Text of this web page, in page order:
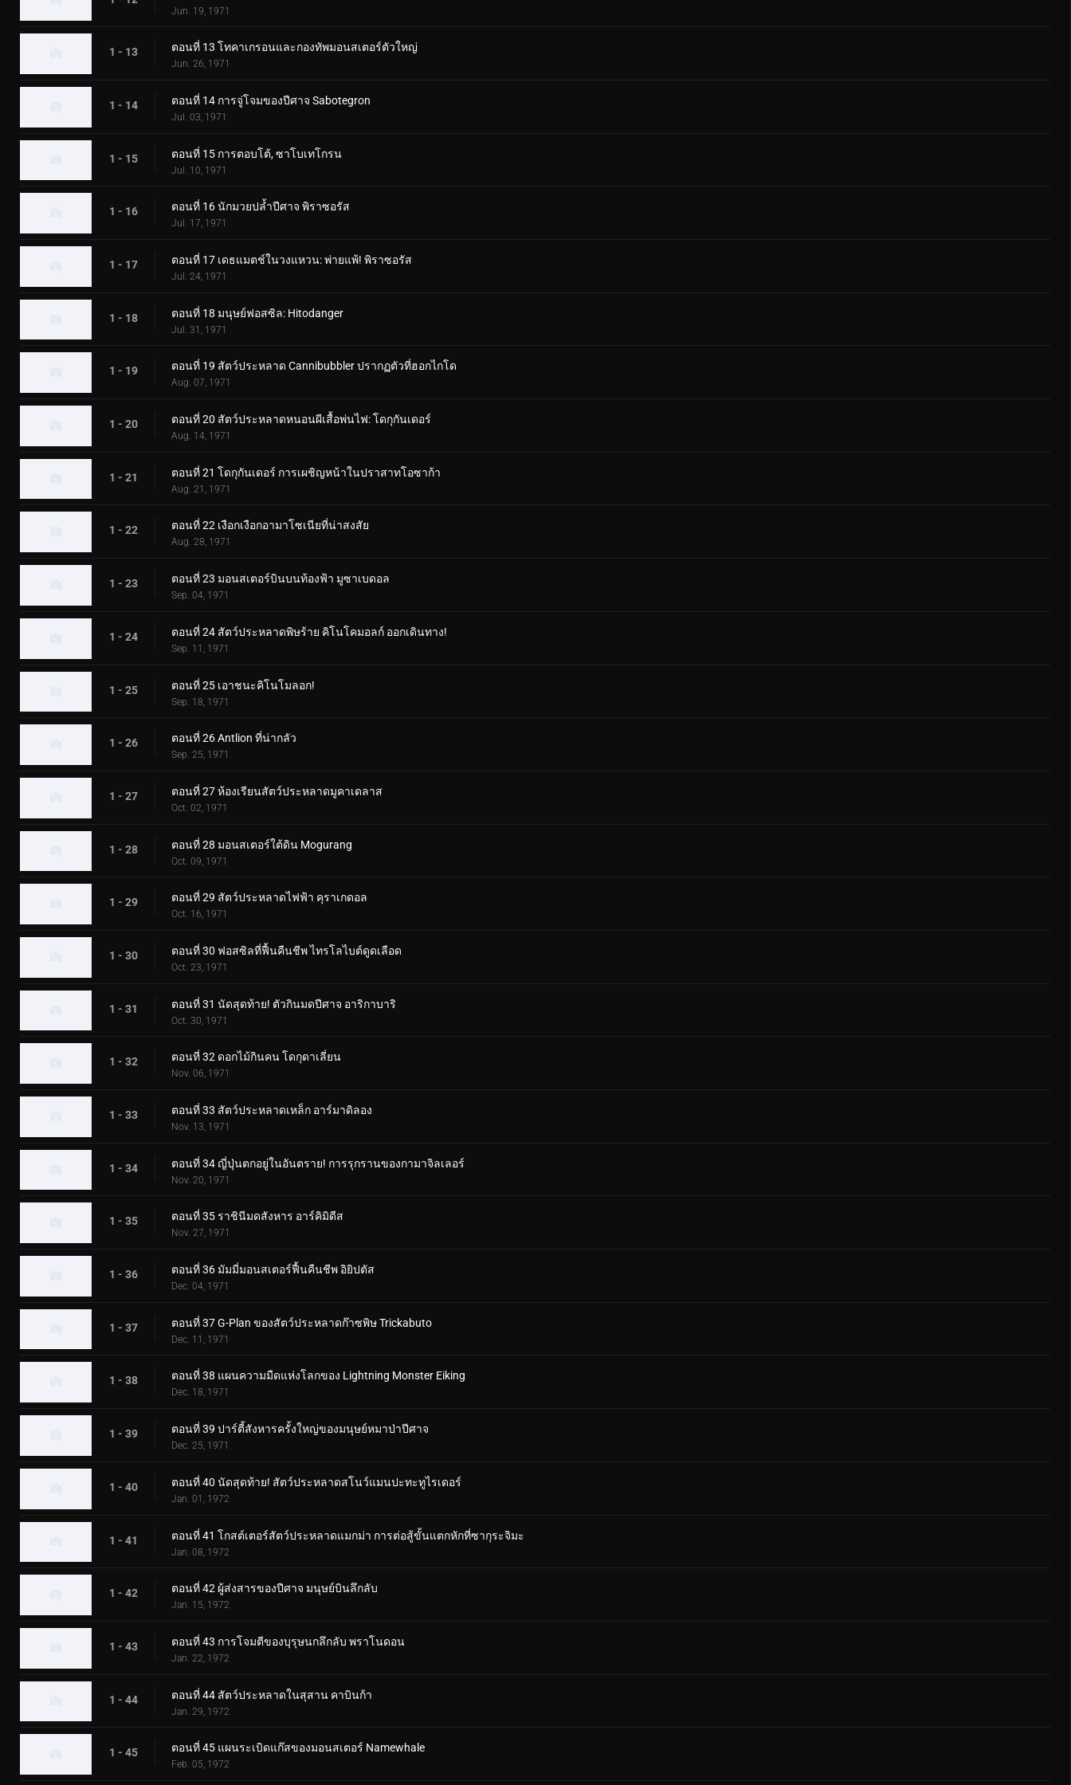
Jun. 19, 1971
1 - 13 ตอนที่ 13 โทคาเกรอนและกองทัพมอนสเตอร์ตัวใหญ่
Jun. 26, 1971
1 - 14 ตอนที่ 14 การจู่โจมของปีศาจ Sabotegron
Jul. 03, 1971
1 - 15 ตอนที่ 15 การตอบโต้, ซาโบเทโกรน
Jul. 10, 1971
1 - 16 ตอนที่ 16 นักมวยปล้ำปีศาจ พิราซอรัส
Jul. 17, 1971
1 - 17 ตอนที่ 17 เดธแมตช์ในวงแหวน: พ่ายแพ้! พิราซอรัส
Jul. 24, 1971
1 - 18 ตอนที่ 18 มนุษย์ฟอสซิล: Hitodanger
Jul. 31, 1971
1 - 19 ตอนที่ 19 สัตว์ประหลาด Cannibubbler ปรากฏตัวที่ฮอกไกโด
Aug. 07, 1971
1 - 20 ตอนที่ 20 สัตว์ประหลาดหนอนผีเสื้อพ่นไฟ: โดกุกันเดอร์
Aug. 14, 1971
1 - 21 ตอนที่ 21 โดกุกันเดอร์ การเผชิญหน้าในปราสาทโอซาก้า
Aug. 21, 1971
1 - 22 ตอนที่ 22 เงือกเงือกอามาโซเนียที่น่าสงสัย
Aug. 28, 1971
1 - 23 ตอนที่ 23 มอนสเตอร์บินบนท้องฟ้า มูซาเบดอล
Sep. 04, 1971
1 - 24 ตอนที่ 24 สัตว์ประหลาดพิษร้าย คิโนโคมอลก์ ออกเดินทาง!
Sep. 11, 1971
1 - 25 ตอนที่ 25 เอาชนะคิโนโมลอก!
Sep. 18, 1971
1 - 26 ตอนที่ 26 Antlion ที่น่ากลัว
Sep. 25, 1971
1 - 27 ตอนที่ 27 ห้องเรียนสัตว์ประหลาดมูคาเดลาส
Oct. 02, 1971
1 - 28 ตอนที่ 28 มอนสเตอร์ใต้ดิน Mogurang
Oct. 09, 1971
1 - 29 ตอนที่ 29 สัตว์ประหลาดไฟฟ้า คุราเกดอล
Oct. 16, 1971
1 - 30 ตอนที่ 30 ฟอสซิลที่ฟื้นคืนชีพ ไทรโลไบต์ดูดเลือด
Oct. 23, 1971
1 - 31 ตอนที่ 31 นัดสุดท้าย! ตัวกินมดปีศาจ อาริกาบาริ
Oct. 30, 1971
1 - 32 ตอนที่ 32 ดอกไม้กินคน โดกุดาเลี่ยน
Nov. 06, 1971
1 - 33 ตอนที่ 33 สัตว์ประหลาดเหล็ก อาร์มาดิลอง
Nov. 13, 1971
1 - 34 ตอนที่ 34 ญี่ปุ่นตกอยู่ในอันตราย! การรุกรานของกามาจิลเลอร์
Nov. 20, 1971
1 - 35 ตอนที่ 35 ราชินีมดสังหาร อาร์คิมิดีส
Nov. 27, 1971
1 - 36 ตอนที่ 36 มัมมี่มอนสเตอร์ฟื้นคืนชีพ อิยิปตัส
Dec. 04, 1971
1 - 37 ตอนที่ 37 G-Plan ของสัตว์ประหลาดก๊าซพิษ Trickabuto
Dec. 11, 1971
1 - 38 ตอนที่ 38 แผนความมืดแห่งโลกของ Lightning Monster Eiking
Dec. 18, 1971
1 - 39 ตอนที่ 39 ปาร์ตี้สังหารครั้งใหญ่ของมนุษย์หมาป่าปีศาจ
Dec. 25, 1971
1 - 40 ตอนที่ 40 นัดสุดท้าย! สัตว์ประหลาดสโนว์แมนปะทะทูไรเดอร์
Jan. 01, 1972
1 - 41 ตอนที่ 41 โกสต์เตอร์สัตว์ประหลาดแมกม่า การต่อสู้ขั้นแตกหักที่ซากุระจิมะ
Jan. 08, 1972
1 - 42 ตอนที่ 42 ผู้ส่งสารของปีศาจ มนุษย์บินลึกลับ
Jan. 15, 1972
1 - 43 ตอนที่ 43 การโจมตีของบุรุษนกลึกลับ พราโนดอน
Jan. 22, 1972
1 - 44 ตอนที่ 44 สัตว์ประหลาดในสุสาน คาบินก้า
Jan. 29, 1972
1 - 45 ตอนที่ 45 แผนระเบิดแก๊สของมอนสเตอร์ Namewhale
Feb. 05, 1972